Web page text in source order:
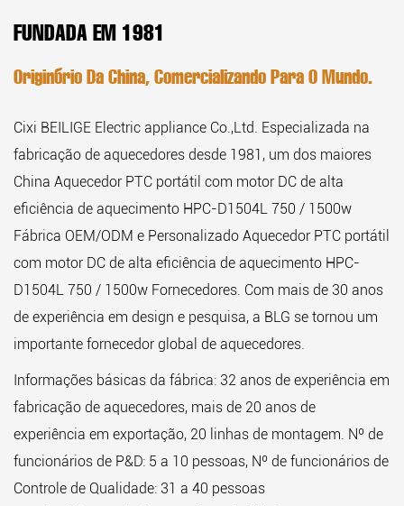
FUNDADA EM 1981
Originário Da China, Comercializando Para O Mundo.
Cixi BEILIGE Electric appliance Co.,Ltd. Especializada na
fabricação de aquecedores desde 1981, um dos maiores
China Aquecedor PTC portátil com motor DC de alta
eficiência de aquecimento HPC-D1504L 750 / 1500w
Fábrica OEM/ODM e Personalizado Aquecedor PTC portátil
com motor DC de alta eficiência de aquecimento HPC-
D1504L 750 / 1500w Fornecedores. Com mais de 30 anos
de experiência em design e pesquisa, a BLG se tornou um
importante fornecedor global de aquecedores.
Informações básicas da fábrica: 32 anos de experiência em
fabricação de aquecedores, mais de 20 anos de
experiência em exportação, 20 linhas de montagem. Nº de
funcionários de P&D: 5 a 10 pessoas, Nº de funcionários de
Controle de Qualidade: 31 a 40 pessoas